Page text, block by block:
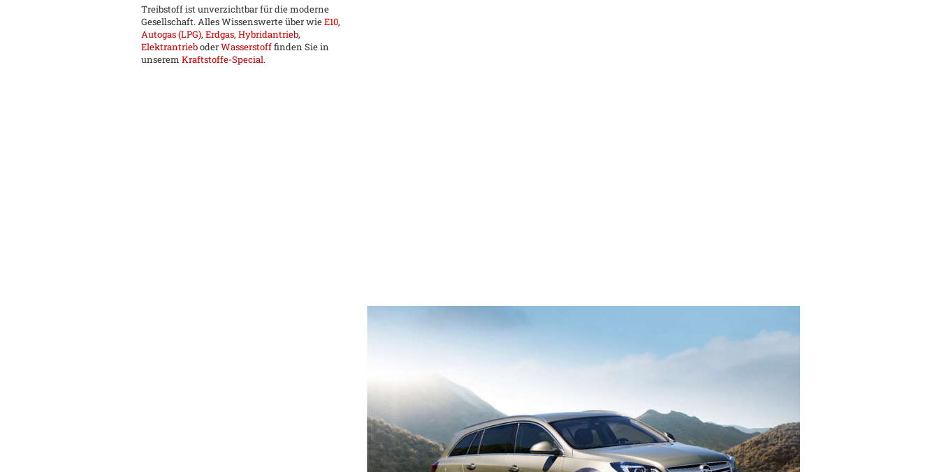
Treibstoff ist unverzichtbar für die moderne
Gesellschaft. Alles Wissenswerte über wieE10,
Autogas (LPG), Erdgas, Hybridantrieb,
ElektrantrieboderWasserstofffinden Sie in
unserem Kraftstoffe-Special.